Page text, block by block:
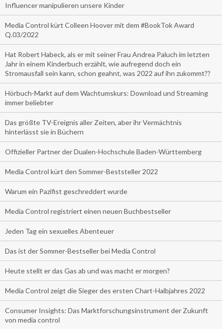
Influencer manipulieren unsere Kinder
Media Control kürt Colleen Hoover mit dem #BookTok Award
Q.03/2022
Hat Robert Habeck, als er mit seiner Frau Andrea Paluch im letzten
Jahr in einem Kinderbuch erzählt, wie aufregend doch ein
Stromausfall sein kann, schon geahnt, was 2022 auf ihn zukommt??
Hörbuch-Markt auf dem Wachtumskurs: Download und Streaming
immer beliebter
Das größte TV-Ereignis aller Zeiten, aber ihr Vermächtnis
hinterlässt sie in Büchern
Offizieller Partner der Dualen-Hochschule Baden-Württemberg
Media Control kürt den Sommer-Beststeller 2022
Warum ein Pazifist geschreddert wurde
Media Control registriert einen neuen Buchbestseller
Jeden Tag ein sexuelles Abenteuer
Das ist der Sommer-Bestseller bei Media Control
Heute stellt er das Gas ab und was macht er morgen?
Media Control zeigt die Sieger des ersten Chart-Halbjahres 2022
Consumer Insights: Das Marktforschungsinstrument der Zukunft
von media control